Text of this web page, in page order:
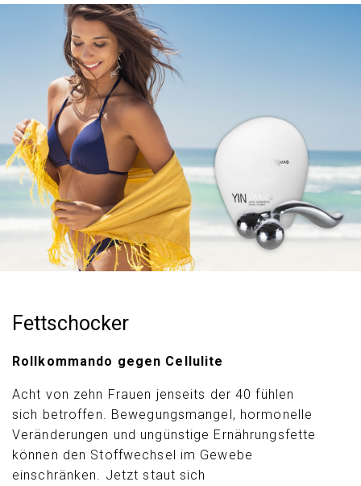
Fettschocker
Rollkommando gegen Cellulite
Acht von zehn Frauen jenseits der 40 fühlen
sich betroffen. Bewegungsmangel, hormonelle
Veränderungen und ungünstige Ernährungsfette
können den Stoffwechsel im Gewebe
einschränken. Jetzt staut sich